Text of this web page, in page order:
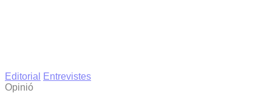
Editorial
Entrevistes
Opinió